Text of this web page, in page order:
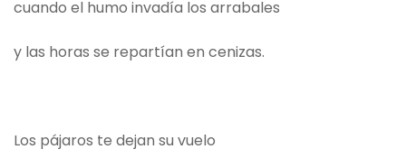
cuando el humo invadía los arrabales
y las horas se repartían en cenizas.
Los pájaros te dejan su vuelo